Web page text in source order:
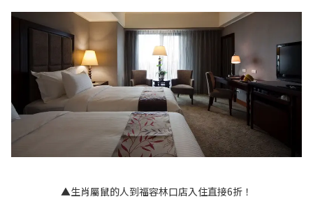
▲生肖屬鼠的人到福容林口店入住直接6折！